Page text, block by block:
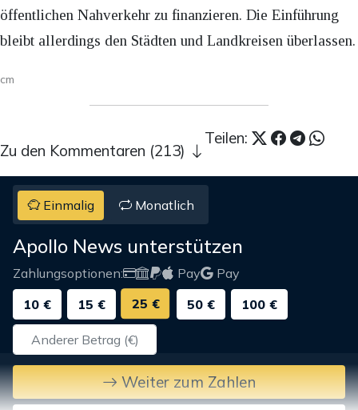
öffentlichen Nahverkehr zu finanzieren. Die Einführung
bleibt allerdings den Städten und Landkreisen überlassen.
cm
Teilen:
Zu den Kommentaren (213)
Einmalig Monatlich
Apollo News unterstützen
Zahlungsoptionen: Pay
Pay
10 €
15 € 25 € 50 € 100 €
Weiter zum Zahlen